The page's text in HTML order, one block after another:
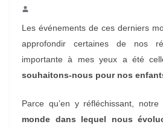
Les événements de ces derniers
approfondir certaines de nos
importante à mes yeux a été
souhaitons-nous pour nos
Parce qu’en y réfléchissant,
monde dans lequel nous